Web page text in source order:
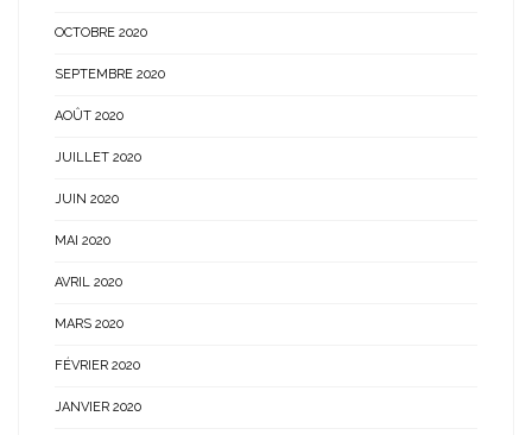
OCTOBRE 2020
SEPTEMBRE 2020
AOÛT 2020
JUILLET 2020
JUIN 2020
MAI 2020
AVRIL 2020
MARS 2020
FÉVRIER 2020
JANVIER 2020